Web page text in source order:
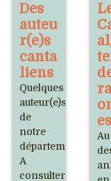
Des
auteu
r(e)s
canta
liens
Quelques
auteur(e)s
de
notre
département.
A
consulter
es